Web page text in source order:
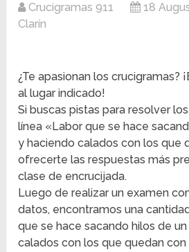
Crucigramas 911
18
Clarín
¿Te apasionan los crucigramas?
al lugar indicado!
Si buscas pistas para resolver
línea «Labor que se hace
y haciendo calados con los que
ofrecerte las respuestas más
clase de encrucijada.
Luego de realizar un examen
datos, encontramos una
que se hace sacando hilos de
calados con los que quedan con